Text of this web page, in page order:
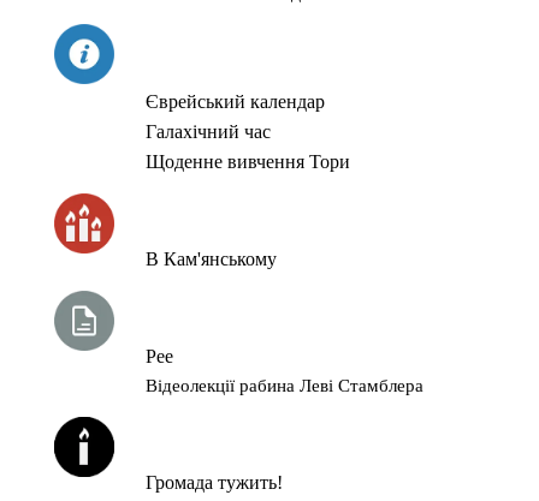
Єврейський календар
Галахічний час
Щоденне вивчення Тори
В Кам'янському
Рее
Відеолекції рабина Леві Стамблера
Громада тужить!